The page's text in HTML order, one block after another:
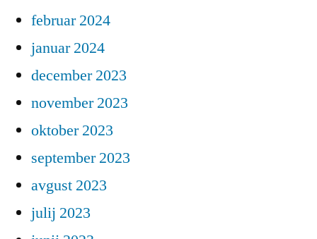
februar 2024
januar 2024
december 2023
november 2023
oktober 2023
september 2023
avgust 2023
julij 2023